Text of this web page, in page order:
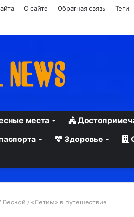
О сайте Обратная связь Теги
места
Здоровье
/ Весной / «Летим» в путешествие